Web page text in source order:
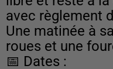
avec règlement
Une matinée à
roues et une
📅 Dates :